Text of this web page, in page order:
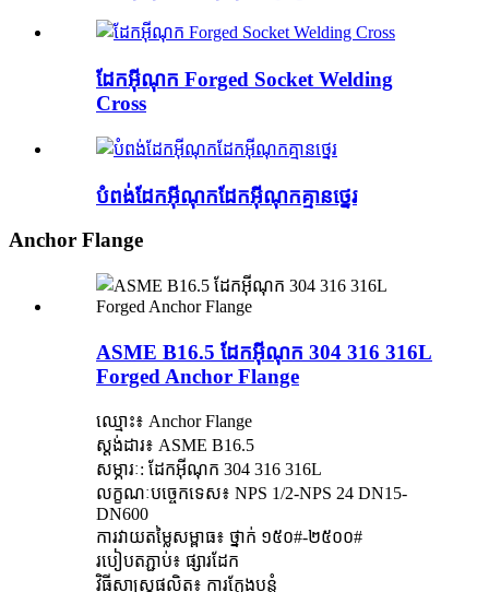
ដែកអ៊ីណុក Forged Socket Welding
Cross
បំពង់ដែកអ៊ីណុកដែកអ៊ីណុកគ្មានថ្នេរ
Anchor Flange
ASME B16.5 ដែកអ៊ីណុក 304 316 316L
Forged Anchor Flange
ឈ្មោះ៖ Anchor Flange
ស្តង់ដារ៖ ASME B16.5
សម្ភារៈ: ដែកអ៊ីណុក 304 316 316L
លក្ខណៈបច្ចេកទេស៖ NPS 1/2-NPS 24 DN15-
DN600
ការវាយតម្លៃសម្ពាធ៖ ថ្នាក់ ១៥០#-២៥០០#
របៀបតភ្ជាប់៖ ផ្សារដែក
វិធីសាស្រ្តផលិត៖ ការក្លែងបន្លំ